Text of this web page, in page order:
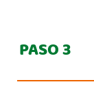
PASO3